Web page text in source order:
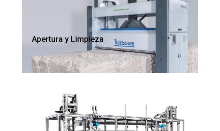
Apertura y Limpieza